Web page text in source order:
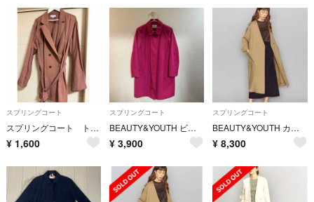
スプリングコート
スプリングコート トレンチコート
¥ 1,600
スプリングコート
BEAUTY&YOUTH ビューティーアンドユース コート
¥ 3,900
スプリングコート
BEAUTY&YOUTH カラーレススリットボタンコート/スプリングコート
¥ 8,300